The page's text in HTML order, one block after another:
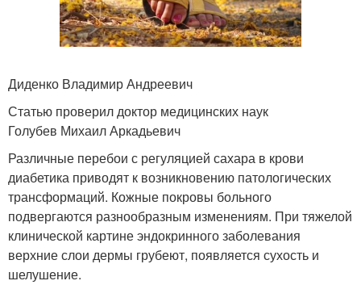
Диденко Владимир Андреевич
Статью проверил доктор медицинских наук
Голубев Михаил Аркадьевич
Различные перебои с регуляцией сахара в крови
диабетика приводят к возникновению патологических
трансформаций. Кожные покровы больного
подвергаются разнообразным изменениям. При тяжелой
клинической картине эндокринного заболевания
верхние слои дермы грубеют, появляется сухость и
шелушение.